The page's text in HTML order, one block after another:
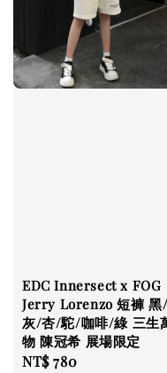
EDC Innersect x FOG
Jerry Lorenzo 短褲 黑/
灰/杏/駝/咖啡/綠 三生
物 陳冠希 展場限定
Regular
NT$ 780